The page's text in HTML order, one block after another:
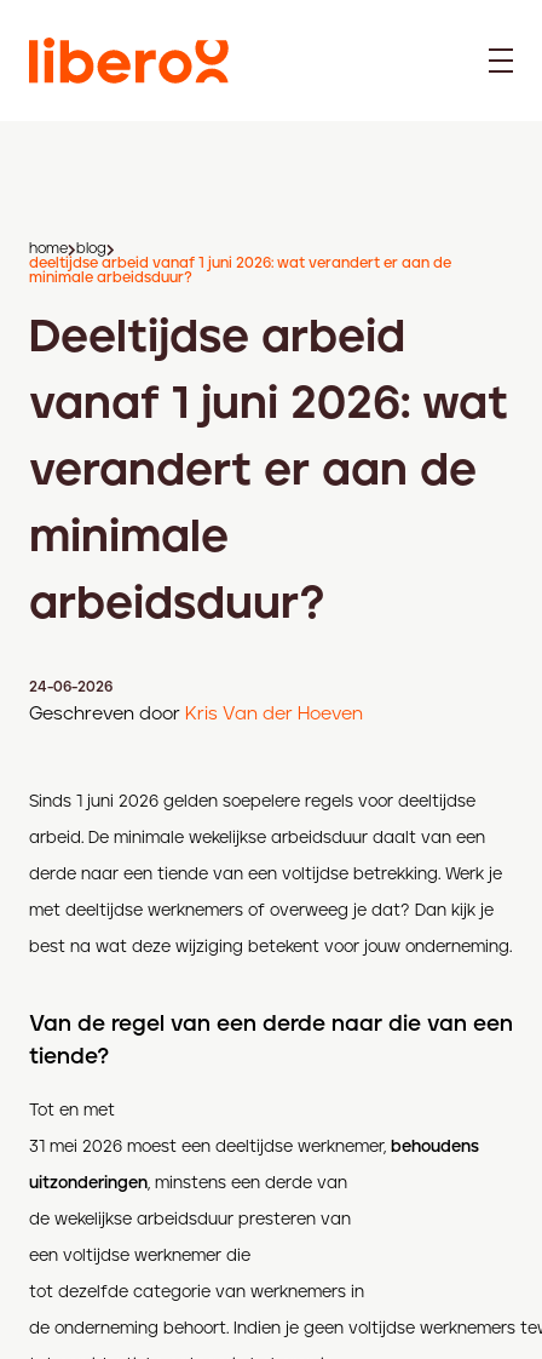
home
blog
deeltijdse arbeid vanaf 1 juni 2026: wat verandert er aan de
minimale arbeidsduur?
Deeltijdse arbeid
vanaf 1 juni 2026: wat
verandert er aan de
minimale
arbeidsduur?
24-06-2026
Geschreven door Kris Van der Hoeven
Sinds 1 juni 2026 gelden soepelere regels voor deeltijdse
arbeid. De minimale wekelijkse arbeidsduur daalt van een
derde naar een tiende van een voltijdse betrekking. Werk je
met deeltijdse werknemers of overweeg je dat? Dan kijk je
best na wat deze wijziging betekent voor jouw onderneming.
Van de regel van een derde naar die van een
tiende?
Tot en met
31 mei 2026 moest een deeltijdse werknemer, behoudens
uitzonderingen, minstens een derde van
de wekelijkse arbeidsduur presteren van
een voltijdse werknemer die
tot dezelfde categorie van werknemers in
de onderneming behoort. Indien je geen voltijdse werknemers